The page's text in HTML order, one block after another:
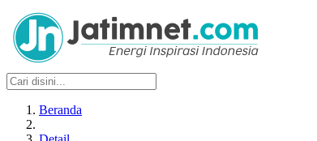
Beranda